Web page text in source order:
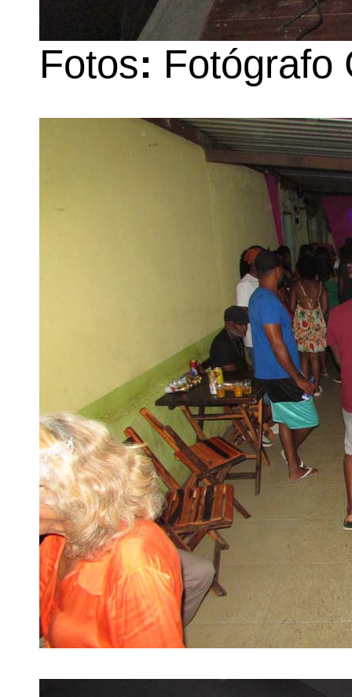
Fotos: Fotógrafo